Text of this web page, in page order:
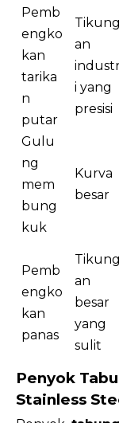
Pemb
engko
kan
tarika
n
putar
Tikung
an
i yang
presisi
Gulu
ng
mem
bung
kuk
Kurva
besar
Pemb
engko
kan
panas
Tikung
an
besar
yang
sulit
Penyok
Stainless